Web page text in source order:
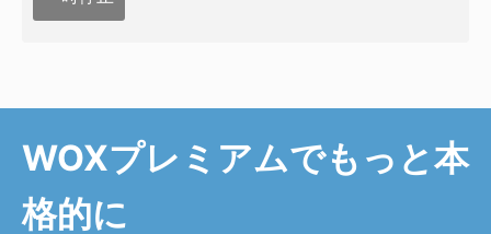
WOXプレミアムでもっと本
格的に